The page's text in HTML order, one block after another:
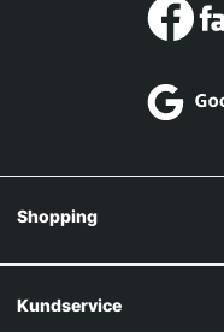
Shopping
Kundservice